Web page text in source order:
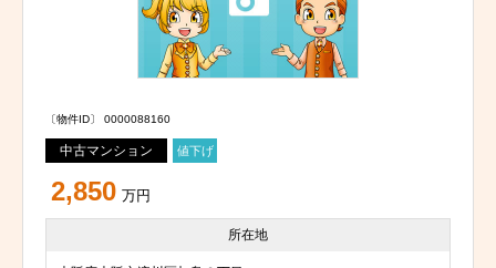
〔物件ID〕 0000088160
中古マンション 値下げ
2,850 万円
所在地